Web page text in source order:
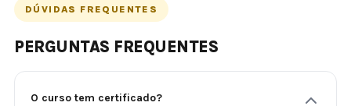
DÚVIDAS FREQUENTES
PERGUNTAS FREQUENTES
O curso tem certificado?